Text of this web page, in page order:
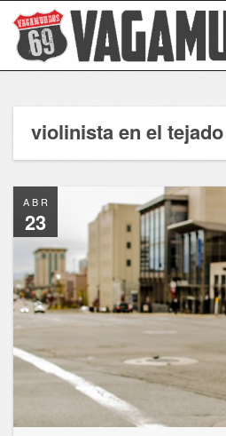
violinista en el tejado
ABR
23